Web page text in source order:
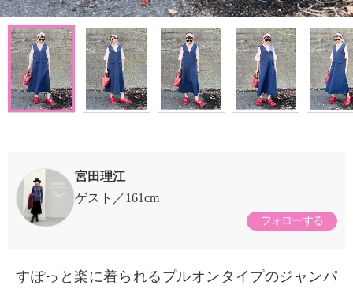
宮田理江
ゲスト
161cm
フォローする
すぽっと楽に着られるプルオンタイプのジャンパ